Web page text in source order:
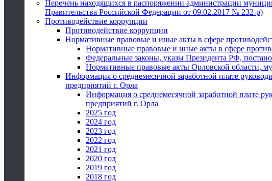
Перечень находящихся в распоряжении администрации
Правительства Российской Федерации от 09.02.2017 № 232-р)
Противодействие коррупции
Противодействие коррупции
Нормативные правовые и иные акты в сфере
Нормативные правовые и иные акты в сфере
Федеральные законы, указы Президента РФ,
Нормативные правовые акты Орловской области,
Информация о среднемесячной заработной плате
предприятий г. Орла
Информация о среднемесячной заработной плате
предприятий г. Орла
2025 год
2024 год
2023 год
2022 год
2021 год
2020 год
2019 год
2018 год